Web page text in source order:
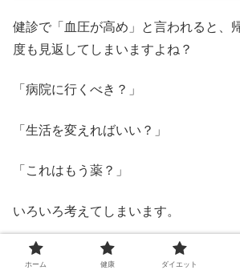
健診で「血圧が高め」と言われると、
度も見返してしまいますよね？
「病院に行くべき？」
「生活を変えればいい？」
「これはもう薬？」
いろいろ考えてしまいます。
でも、健診の数字だけで病気が確定す
ホーム 健康 ダイエット